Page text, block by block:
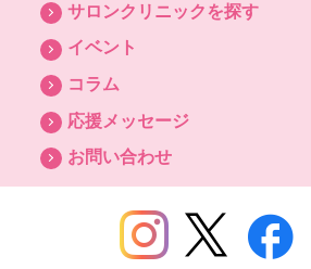
サロンクリニックを探す
イベント
コラム
応援メッセージ
お問い合わせ